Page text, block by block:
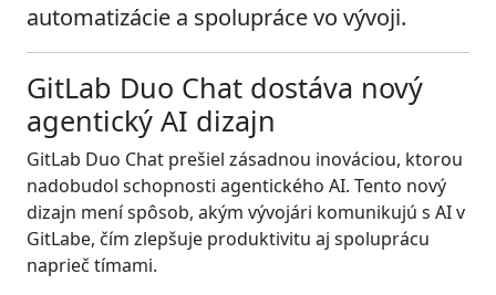
automatizácie a spolupráce vo vývoji.
GitLab Duo Chat dostáva nový
agentický AI dizajn
GitLab Duo Chat prešiel zásadnou inováciou, ktorou
nadobudol schopnosti agentického AI. Tento nový
dizajn mení spôsob, akým vývojári komunikujú s AI v
GitLabe, čím zlepšuje produktivitu aj spoluprácu
naprieč tímami.